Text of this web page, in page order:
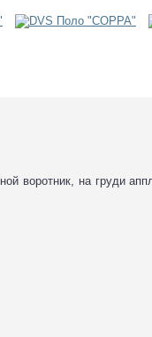
воротник, на груди